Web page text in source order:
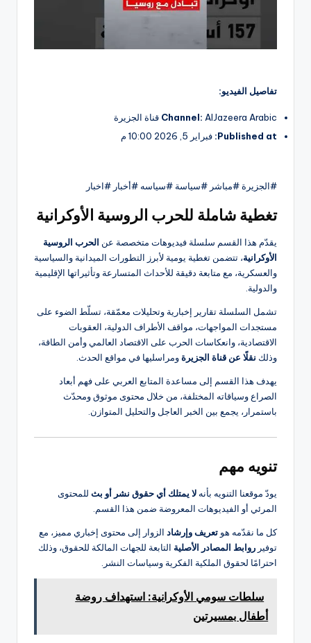
تفاصيل الفيديو:
Channel: AlJazeera Arabic قناة الجزيرة
Published at: فبراير 5, 2026 10:00 م
#الجزيرة #مباشر #سياسة #سياسه #أخبار #اخبار
تغطية شاملة للحرب الروسية الأوكرانية
يقدّم هذا القسم سلسلة فيديوهات متخصصة عن الحرب الروسية
الأوكرانية، تتضمن تغطية يومية لأبرز التطورات الميدانية والسياسية
والعسكرية، مع متابعة دقيقة للأحداث المتسارعة وتأثيراتها الإقليمية
والدولية.
تشمل السلسلة تقارير إخبارية وتحليلات معمّقة، تسلّط الضوء على
مستجدات المواجهات، مواقف الأطراف الدولية، العقوبات
الاقتصادية، وانعكاسات الحرب على الاقتصاد العالمي وأمن الطاقة،
وذلك نقلًا عن قناة الجزيرةومراسليها في مواقع الحدث.
يهدف هذا القسم إلى مساعدة المتابع العربي على فهم أبعاد
الصراع وسياقاته المختلفة، من خلال محتوى موثوق ومحدّث
باستمرار، يجمع بين الخبر العاجل والتحليل المتوازن.
تنويه مهم
يودّ موقعنا التنويه بأنه لا يمتلك أي حقوق نشر أو بث للمحتوى
المرئي أو الفيديوهات المعروضة ضمن هذا القسم.
كل ما نقدّمه هو تعريف وإرشاد الزوار إلى محتوى إخباري مميز، مع
توفير روابط المصادر الأصلية التابعة للجهات المالكة للحقوق، وذلك
احترامًا لحقوق الملكية الفكرية وسياسات النشر.
سلطات سومي الأوكرانية: استهداف روضة
أطفال بمسيرتين